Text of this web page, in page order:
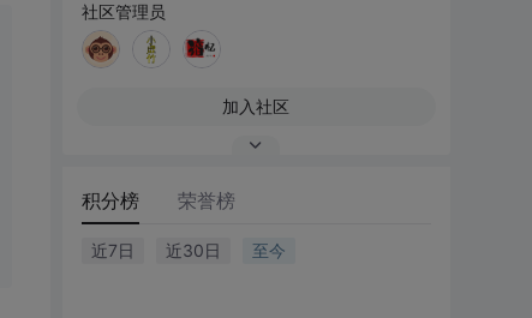
社区管理员
加入社区
积分榜 荣誉榜
近7日 近30日 至今